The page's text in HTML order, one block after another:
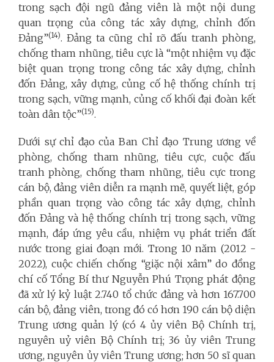
trong sạch đội ngũ đảng viên là một nội dung
quan trọng của công tác xây dựng, chỉnh đốn
Đảng”(14). Đảng ta cũng chỉ rõ đấu tranh phòng,
chống tham nhũng, tiêu cực là “một nhiệm vụ đặc
biệt quan trọng trong công tác xây dựng, chỉnh
đốn Đảng, xây dựng, củng cố hệ thống chính trị
trong sạch, vững mạnh, củng cố khối đại đoàn kết
toàn dân tộc”(15).
Dưới sự chỉ đạo của Ban Chỉ đạo Trung ương về
phòng, chống tham nhũng, tiêu cực, cuộc đấu
tranh phòng, chống tham nhũng, tiêu cực trong
cán bộ, đảng viên diễn ra mạnh mẽ, quyết liệt, góp
phần quan trọng vào công tác xây dựng, chỉnh
đốn Đảng và hệ thống chính trị trong sạch, vững
mạnh, đáp ứng yêu cầu, nhiệm vụ phát triển đất
nước trong giai đoạn mới. Trong 10 năm (2012 -
2022), cuộc chiến chống “giặc nội xâm” do đồng
chí cố Tổng Bí thư Nguyễn Phú Trọng phát động
đã xử lý kỷ luật 2.740 tổ chức đảng và hơn 167.700
cán bộ, đảng viên, trong đó có hơn 190 cán bộ diện
Trung ương quản lý (có 4 ủy viên Bộ Chính trị,
nguyên uỷ viên Bộ Chính trị; 36 ủy viên Trung
ương, nguyên ủy viên Trung ương; hơn 50 sĩ quan